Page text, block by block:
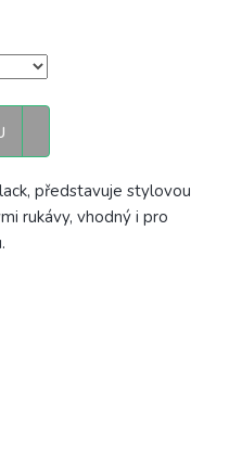
představuje stylovou
rukávy, vhodný i pro